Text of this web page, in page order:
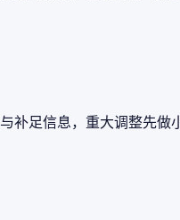
补足信息，重大调整先做